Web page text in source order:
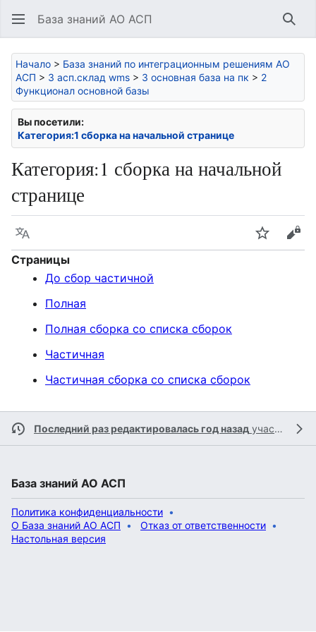
База знаний АО АСП
Начало > База знаний по интеграционным решениям АО
АСП > 3 асп.склад wms > 3 основная база на пк > 2
Функционал основной базы
Вы посетили:
Категория:1 сборка на начальной странице
Категория:1 сборка на начальной
странице
Язык Следить
Страницы
До сбор частичной
Полная
Полная сборка со списка сборок
Частичная
Частичная сборка со списка сборок
Последний раз редактировалась год назад участником
База знаний АО АСП
Политика конфиденциальности
О База знаний АО АСП
Отказ от ответственности
Настольная версия